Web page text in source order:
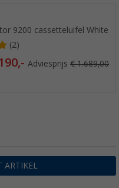
9200 cassetteluifel White
(2)
Adviesprijs€ 1.689,00
9200 cassetteluifel Cream
Adviesprijs
ARTIKEL